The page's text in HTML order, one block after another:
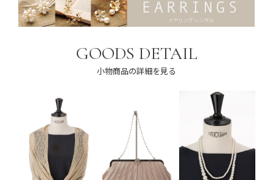
GOODS DETAIL
小物商品の詳細を見る